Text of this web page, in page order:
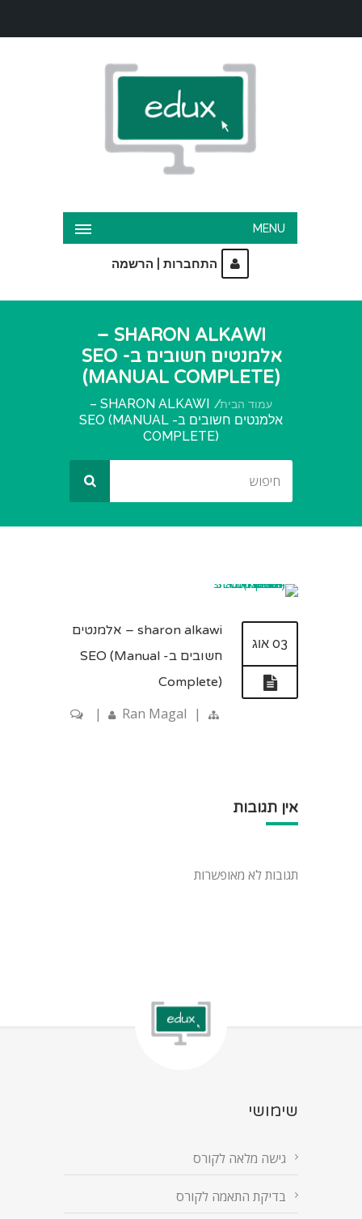
MENU
התחברות הרשמה
SHARON ALKAWI –
אלמנטים חשובים ב- SEO
(MANUAL COMPLETE)
עמוד הבית
SHARON ALKAWI –
אלמנטים חשובים ב- SEO (MANUAL
COMPLETE)
03 אוג
sharon alkawi – אלמנטים
חשובים ב- SEO (Manual
Complete)
Ran Magal |
|
אין תגובות
תגובות לא מאופשרות
שימושי
גישה מלאה לקורס
בדיקת התאמה לקורס